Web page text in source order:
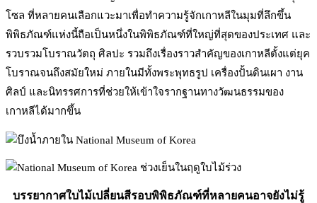
โซล ที่หลายคนเลือกแวะมาเพื่อทำความรู้จักเกาหลีในมุมที่ลึกขึ้น
พิพิธภัณฑ์แห่งนี้ถือเป็นหนึ่งในพิพิธภัณฑ์ที่ใหญ่ที่สุดของประเทศ และ
รวบรวมโบราณวัตถุ ศิลปะ รวมถึงเรื่องราวสำคัญของเกาหลีตั้งแต่ยุค
โบราณจนถึงสมัยใหม่ ภายในมีทั้งพระพุทธรูป เครื่องปั้นดินเผา งาน
ศิลป์ และนิทรรศการที่ช่วยให้เข้าใจรากฐานทางวัฒนธรรมของ
เกาหลีได้มากขึ้น
บรรยากาศใบไม้เปลี่ยนสีรอบพิพิธภัณฑ์ที่หลายคนอาจยังไม่รู้